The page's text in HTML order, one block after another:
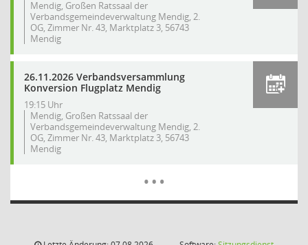
Mendig, Großen Ratssaal der
Verbandsgemeindeverwaltung Mendig, 2.
OG, Zimmer Nr. 43, Marktplatz 3, 56743
Mendig
26.11.2026 Verbandsversammlung
Konversion Flugplatz Mendig
19:15 Uhr
Mendig, Großen Ratssaal der
Verbandsgemeindeverwaltung Mendig, 2.
OG, Zimmer Nr. 43, Marktplatz 3, 56743
Mendig
…